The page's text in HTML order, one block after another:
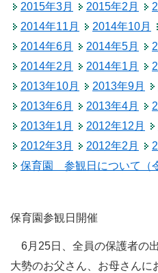
2015年3月
2015年2月
2014年11月
2014年10月
2014年6月
2014年5月
2014年2月
2014年1月
2013年10月
2013年9月
2013年6月
2013年4月
2013年1月
2012年12月
2012年3月
2012年2月
保育園 参観日について（
保育園参観日開催
6月25日、全員の保護者の
大勢のお父さん、お母さん